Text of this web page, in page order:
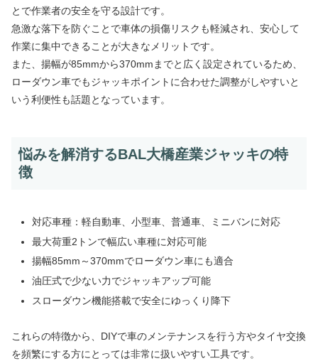
とで作業者の安全を守る設計です。
急激な落下を防ぐことで車体の損傷リスクも軽減され、安心して
作業に集中できることが大きなメリットです。
また、揚幅が85mmから370mmまでと広く設定されているため、
ローダウン車でもジャッキポイントに合わせた調整がしやすいと
いう利便性も話題となっています。
悩みを解消するBAL大橋産業ジャッキの特
徴
対応車種：軽自動車、小型車、普通車、ミニバンに対応
最大荷重2トンで幅広い車種に対応可能
揚幅85mm～370mmでローダウン車にも適合
油圧式で少ない力でジャッキアップ可能
スローダウン機能搭載で安全にゆっくり降下
これらの特徴から、DIYで車のメンテナンスを行う方やタイヤ交換
を頻繁にする方にとっては非常に扱いやすい工具です。